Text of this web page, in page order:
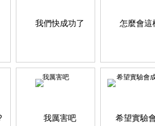
我厲害吧 希望實驗會